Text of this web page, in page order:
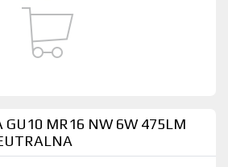
GU10 MR16 NW 6W 475LM